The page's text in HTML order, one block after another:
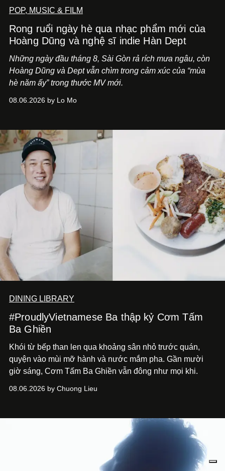
POP, MUSIC & FILM
Rong ruổi ngày hè qua nhạc phẩm mới của
Hoàng Dũng và nghệ sĩ indie Hàn Dept
Những ngày đầu tháng 8, Sài Gòn rả rích mưa ngâu, còn
Hoàng Dũng và Dept vẫn chìm trong cảm xúc của “mùa
hè năm ấy” trong thước MV mới.
08.06.2026 by Lo Mo
DINING LIBRARY
#ProudlyVietnamese Ba thập kỷ Cơm Tấm
Ba Ghiền
Khói từ bếp than len qua khoảng sân nhỏ trước quán,
quyện vào mùi mỡ hành và nước mắm pha. Gần mười
giờ sáng, Cơm Tấm Ba Ghiền vẫn đông như mọi khi.
08.06.2026 by Chuong Lieu